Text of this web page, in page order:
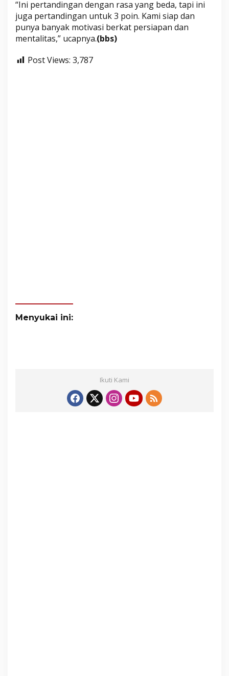
“Ini pertandingan dengan rasa yang beda, tapi ini
juga pertandingan untuk 3 poin. Kami siap dan
punya banyak motivasi berkat persiapan dan
mentalitas,” ucapnya.(bbs)
Post Views: 3,787
Menyukai ini:
Ikuti Kami